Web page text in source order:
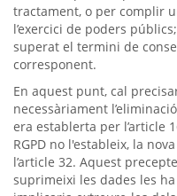
tractament, o per complir
l’exercici de poders
superat el termini de
corresponent.
En aquest punt, cal
necessàriament
era establerta per l’article
RGPD no l'estableix, la
l’article 32. Aquest
suprimeixi les dades les